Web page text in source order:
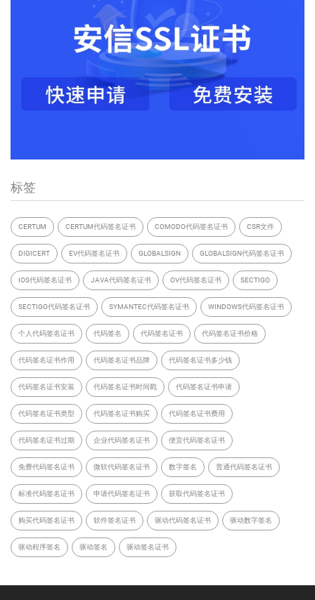
标签
CERTUM CERTUM代码签名证书 COMODO代码签名证书 CSR文件
DIGICERT EV代码签名证书 GLOBALSIGN GLOBALSIGN代码签名证书
IOS代码签名证书 JAVA代码签名证书 OV代码签名证书 SECTIGO
SECTIGO代码签名证书 SYMANTEC代码签名证书 WINDOWS代码签名证书
个人代码签名证书 代码签名 代码签名证书 代码签名证书价格
代码签名证书作用 代码签名证书品牌 代码签名证书多少钱
代码签名证书安装 代码签名证书时间戳 代码签名证书申请
代码签名证书类型 代码签名证书购买 代码签名证书费用
代码签名证书过期 企业代码签名证书 便宜代码签名证书
免费代码签名证书 微软代码签名证书 数字签名 普通代码签名证书
标准代码签名证书 申请代码签名证书 获取代码签名证书
购买代码签名证书 软件签名证书 驱动代码签名证书 驱动数字签名
驱动程序签名 驱动签名 驱动签名证书